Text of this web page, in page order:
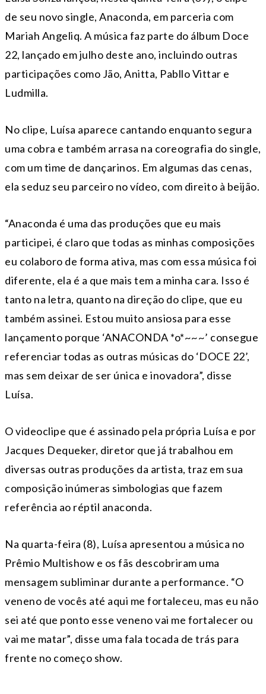
de seu novo single, Anaconda, em parceria com
Mariah Angeliq. A música faz parte do álbum Doce
22, lançado em julho deste ano, incluindo outras
participações como Jão, Anitta, Pabllo Vittar e
Ludmilla.
No clipe, Luísa aparece cantando enquanto segura
uma cobra e também arrasa na coreografia do single,
com um time de dançarinos. Em algumas das cenas,
ela seduz seu parceiro no vídeo, com direito à beijão.
“Anaconda é uma das produções que eu mais
participei, é claro que todas as minhas composições
eu colaboro de forma ativa, mas com essa música foi
diferente, ela é a que mais tem a minha cara. Isso é
tanto na letra, quanto na direção do clipe, que eu
também assinei. Estou muito ansiosa para esse
lançamento porque ‘ANACONDA *o*~~~’ consegue
referenciar todas as outras músicas do ‘DOCE 22’,
mas sem deixar de ser única e inovadora”, disse
Luísa.
O videoclipe que é assinado pela própria Luísa e por
Jacques Dequeker, diretor que já trabalhou em
diversas outras produções da artista, traz em sua
composição inúmeras simbologias que fazem
referência ao réptil anaconda.
Na quarta-feira (8), Luísa apresentou a música no
Prêmio Multishow e os fãs descobriram uma
mensagem subliminar durante a performance. “O
veneno de vocês até aqui me fortaleceu, mas eu não
sei até que ponto esse veneno vai me fortalecer ou
vai me matar”, disse uma fala tocada de trás para
frente no começo show.